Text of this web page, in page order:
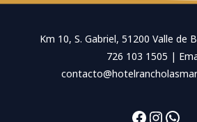
Km 10, S. Gabriel, 51200 Valle de
726 103 1505 |
Facebook